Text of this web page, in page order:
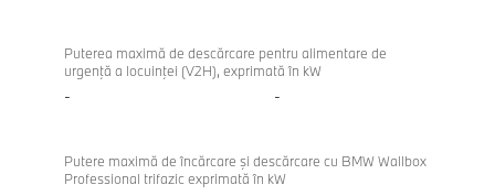
Puterea maximă de descărcare pentru alimentare de
urgenţă a locuinţei (V2H), exprimată în kW
- -
Putere maximă de încărcare şi descărcare cu BMW Wallbox
Professional trifazic exprimată în kW